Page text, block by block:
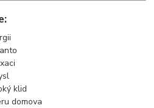
klid
domova